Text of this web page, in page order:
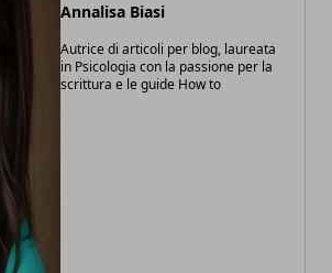
Annalisa Biasi
Autrice di articoli per blog, laureata
in Psicologia con la passione per la
scrittura e le guide How to